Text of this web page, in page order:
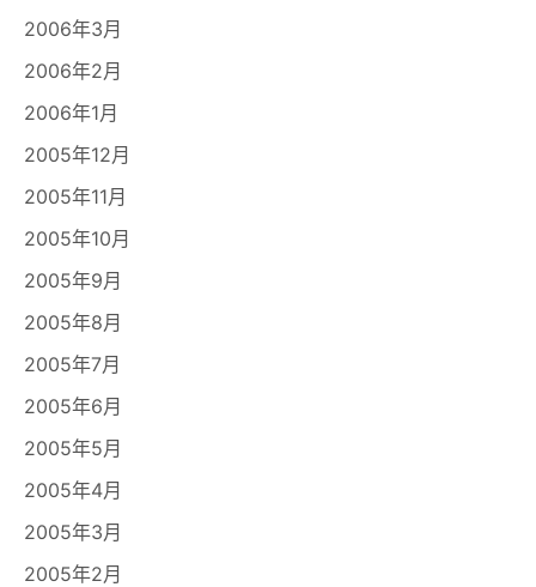
2006年3月
2006年2月
2006年1月
2005年12月
2005年11月
2005年10月
2005年9月
2005年8月
2005年7月
2005年6月
2005年5月
2005年4月
2005年3月
2005年2月